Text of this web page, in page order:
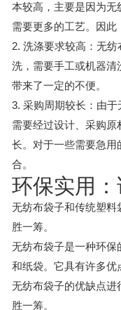
本较高，主要是因为无
需要更多的工艺。因此
2. 洗涤要求较高：无
洗，需要手工或机器清
带来了一定的不便。
3. 采购周期较长：由
需要经过设计、采购
长。对于一些需要急
合。
环保实用：
无纺布袋子和传统塑料
胜一筹。
无纺布袋子是一种环保
和纸袋。它具有许多
无纺布袋子的优缺点进
胜一筹。